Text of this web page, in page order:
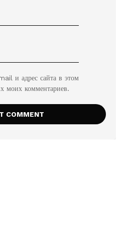
и адрес сайта в этом
моих комментариев.